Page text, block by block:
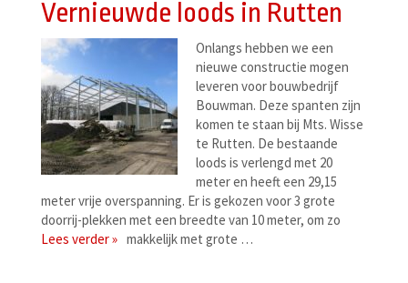
Vernieuwde loods in Rutten
Onlangs hebben we een
nieuwe constructie mogen
leveren voor bouwbedrijf
Bouwman. Deze spanten zijn
komen te staan bij Mts. Wisse
te Rutten. De bestaande
loods is verlengd met 20
meter en heeft een 29,15
meter vrije overspanning. Er is gekozen voor 3 grote
doorrij-plekken met een breedte van 10 meter, om zo
makkelijk met grote …
Lees verder »